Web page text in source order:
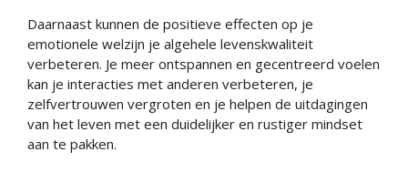
Daarnaast kunnen de positieve effecten op je
emotionele welzijn je algehele levenskwaliteit
verbeteren. Je meer ontspannen en gecentreerd voelen
kan je interacties met anderen verbeteren, je
zelfvertrouwen vergroten en je helpen de uitdagingen
van het leven met een duidelijker en rustiger mindset
aan te pakken.